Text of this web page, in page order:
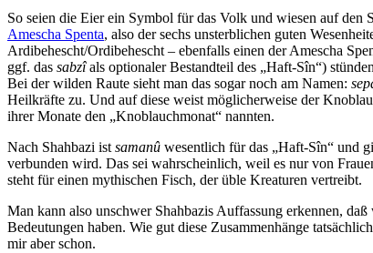
So seien die Eier ein Symbol für das Volk und wiesen auf
Amescha Spenta, also der sechs unsterblichen guten
Ardibehescht/Ordibehescht – ebenfalls einen der Amescha
ggf. das sabzîals optionaler Bestandteil des „Haft-Sîn“)
Bei der wilden Raute sieht man das sogar noch am Namen:
Heilkräfte zu. Und auf diese weist möglicherweise der
ihrer Monate den „Knoblauchmonat“ nannten.
Nach Shahbazi ist samanû wesentlich für das „Haft-Sîn“ und
verbunden wird. Das sei wahrscheinlich, weil es nur von
steht für einen mythischen Fisch, der üble Kreaturen vertreibt.
Man kann also unschwer Shahbazis Auffassung erkennen,
Bedeutungen haben. Wie gut diese Zusammenhänge
mir aber schon.